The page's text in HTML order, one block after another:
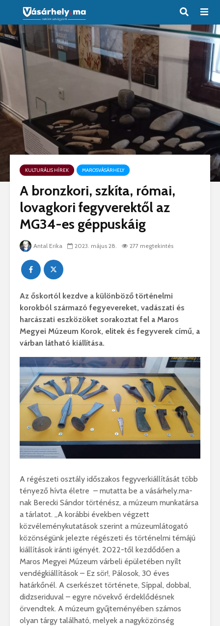
KULTURÁLIS HÍREK MAROSVÁSÁRHELY
A bronzkori, szkíta, római,
lovagkori fegyverektől az
MG34-es géppuskáig
Antal Erika 2023. május 28. 277 megtekintés
Az őskortól kezdve a különböző történelmi
korokból származó fegyevereket, vadászati és
harcászati eszközöket sorakoztat fel a Maros
Megyei Múzeum Korok, elitek és fegyverek című, a
várban látható kiállítása.
A régészeti osztály időszakos fegyverkiállítását több
tényező hívta életre – mutatta be a vásárhely.ma-
nak Berecki Sándor történész, a múzeum munkatársa
a tárlatot. „A korábbi években végzett
közvéleménykutatások szerint a múzeumlátogató
közönségünk jelezte régészeti és történelmi témájú
kiállítások iránti igényét. 2022-től kezdődően a
Maros Megyei Múzeum várbeli épületében nyílt
vendégkiállítások – Ez sör!, Pálosok, 30 éves
határkőnél. A cserkészet története, Síppal, dobbal,
didzseriduval – egyre növekvő érdeklődésnek
örvendtek. A múzeum gyűjteményében számos
olyan tárgy található, melyek a nagyközönség